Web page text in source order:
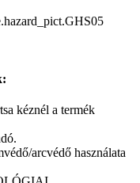
kéznél a termék
arcvédő használata